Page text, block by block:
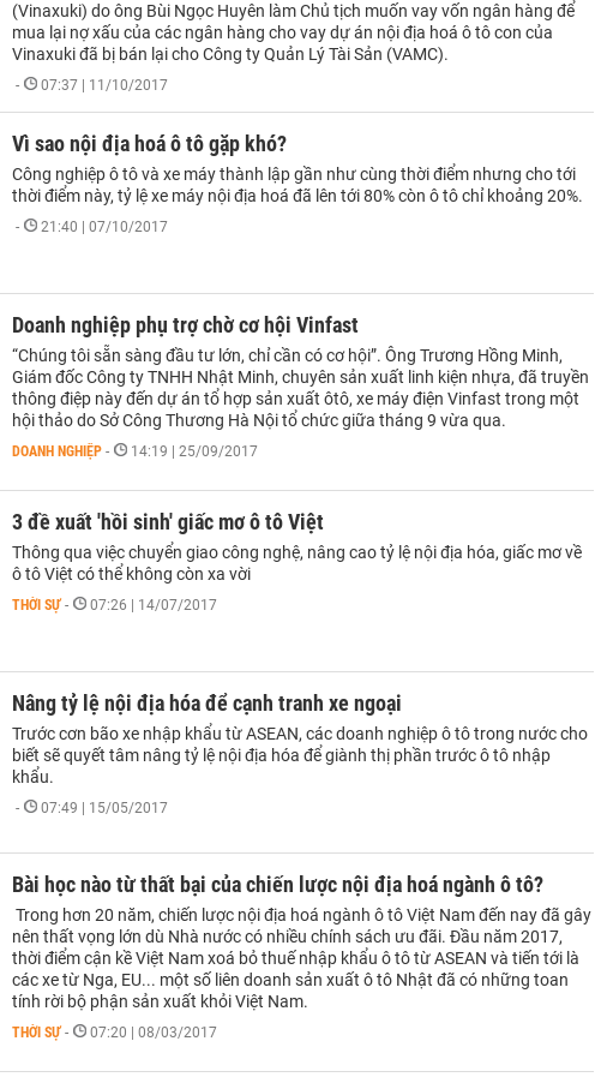
(Vinaxuki) do ông Bùi Ngọc Huyên làm Chủ tịch muốn vay vốn ngân hàng để
mua lại nợ xấu của các ngân hàng cho vay dự án nội địa hoá ô tô con của
Vinaxuki đã bị bán lại cho Công ty Quản Lý Tài Sản (VAMC).
- 07:37 | 11/10/2017
Vì sao nội địa hoá ô tô gặp khó?
Công nghiệp ô tô và xe máy thành lập gần như cùng thời điểm nhưng cho tới
thời điểm này, tỷ lệ xe máy nội địa hoá đã lên tới 80% còn ô tô chỉ khoảng 20%.
- 21:40 | 07/10/2017
Doanh nghiệp phụ trợ chờ cơ hội Vinfast
“Chúng tôi sẵn sàng đầu tư lớn, chỉ cần có cơ hội”. Ông Trương Hồng Minh,
Giám đốc Công ty TNHH Nhật Minh, chuyên sản xuất linh kiện nhựa, đã truyền
thông điệp này đến dự án tổ hợp sản xuất ôtô, xe máy điện Vinfast trong một
hội thảo do Sở Công Thương Hà Nội tổ chức giữa tháng 9 vừa qua.
DOANH NGHIỆP - 14:19 | 25/09/2017
3 đề xuất 'hồi sinh' giấc mơ ô tô Việt
Thông qua việc chuyển giao công nghệ, nâng cao tỷ lệ nội địa hóa, giấc mơ về
ô tô Việt có thể không còn xa vời
THỜI SỰ - 07:26 | 14/07/2017
Nâng tỷ lệ nội địa hóa để cạnh tranh xe ngoại
Trước cơn bão xe nhập khẩu từ ASEAN, các doanh nghiệp ô tô trong nước cho
biết sẽ quyết tâm nâng tỷ lệ nội địa hóa để giành thị phần trước ô tô nhập
khẩu.
- 07:49 | 15/05/2017
Bài học nào từ thất bại của chiến lược nội địa hoá ngành ô tô?
Trong hơn 20 năm, chiến lược nội địa hoá ngành ô tô Việt Nam đến nay đã gây
nên thất vọng lớn dù Nhà nước có nhiều chính sách ưu đãi. Đầu năm 2017,
thời điểm cận kề Việt Nam xoá bỏ thuế nhập khẩu ô tô từ ASEAN và tiến tới là
các xe từ Nga, EU... một số liên doanh sản xuất ô tô Nhật đã có những toan
tính rời bộ phận sản xuất khỏi Việt Nam.
THỜI SỰ - 07:20 | 08/03/2017